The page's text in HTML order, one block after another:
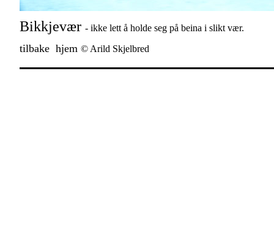
Bikkjevær - ikke lett å holde seg på beina i slikt vær.
tilbake hjem © Arild Skjelbred